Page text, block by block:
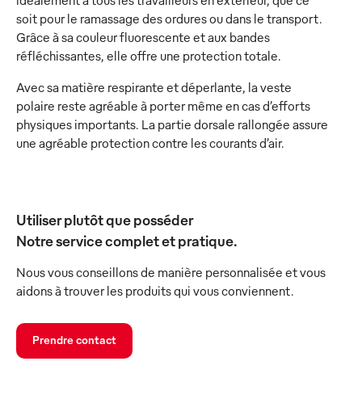
soit pour le ramassage des ordures ou dans le transport.
Grâce à sa couleur fluorescente et aux bandes
réfléchissantes, elle offre une protection totale.
Avec sa matière respirante et déperlante, la veste
polaire reste agréable à porter même en cas d’efforts
physiques importants. La partie dorsale rallongée assure
une agréable protection contre les courants d’air.
Utiliser plutôt que posséder
Notre service complet et pratique.
Nous vous conseillons de manière personnalisée et vous
aidons à trouver les produits qui vous conviennent.
Prendre contact